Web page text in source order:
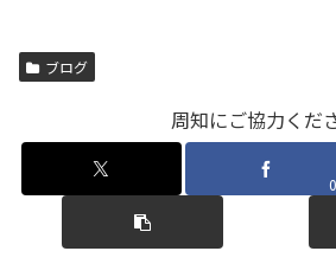
ブログ
周知にご協力くだ
0